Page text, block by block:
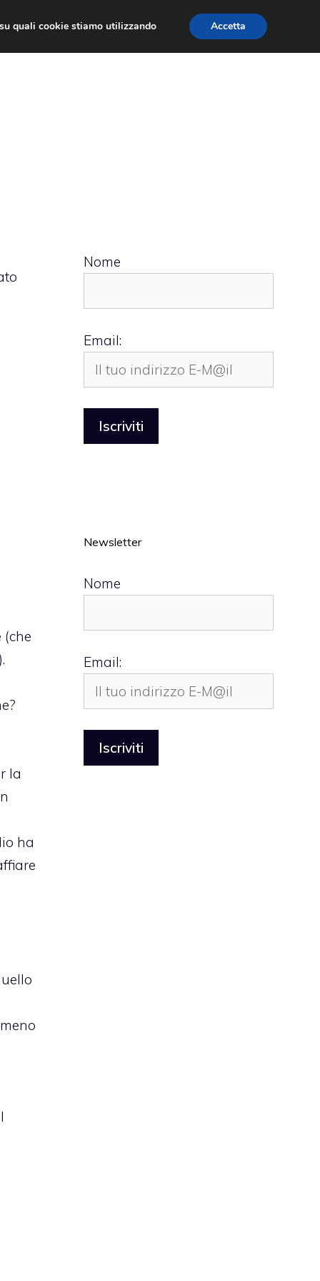
la
ha
Nome
Email:
Newsletter
Nome
Email:
quali cookie stiamo utilizzando
Accetta